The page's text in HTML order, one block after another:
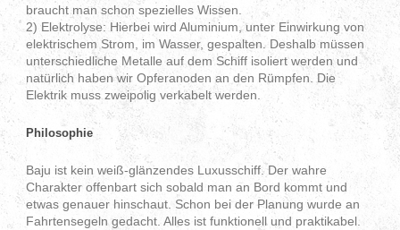
braucht man schon spezielles Wissen.
2) Elektrolyse: Hierbei wird Aluminium, unter Einwirkung von
elektrischem Strom, im Wasser, gespalten. Deshalb müssen
unterschiedliche Metalle auf dem Schiff isoliert werden und
natürlich haben wir Opferanoden an den Rümpfen. Die
Elektrik muss zweipolig verkabelt werden.
Philosophie
Baju ist kein weiß-glänzendes Luxusschiff. Der wahre
Charakter offenbart sich sobald man an Bord kommt und
etwas genauer hinschaut. Schon bei der Planung wurde an
Fahrtensegeln gedacht. Alles ist funktionell und praktikabel.